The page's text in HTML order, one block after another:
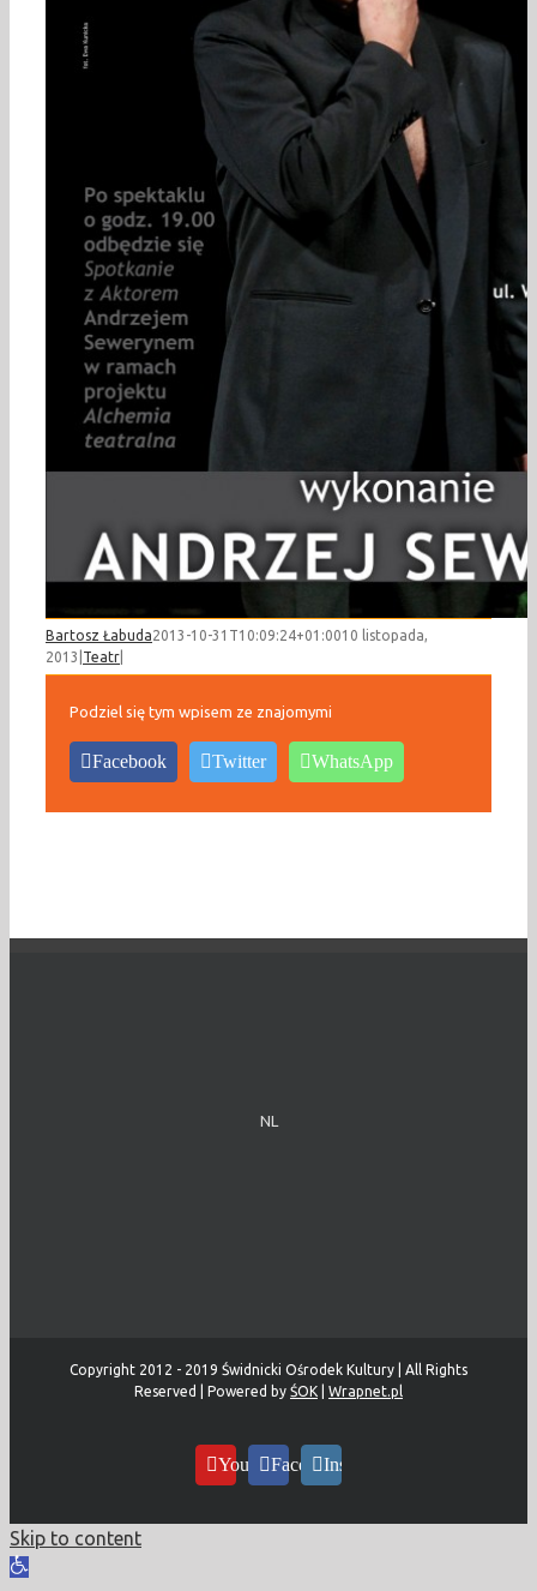
Bartosz Łabuda2013-10-31T10:09:24+01:0010 listopada,
2013 Teatr
Podziel się tym wpisem ze znajomymi
Facebook Twitter WhatsApp
NL
Copyright 2012 - 2019 Świdnicki Ośrodek Kultury | All Rights
Reserved | Powered by ŚOK Wrapnet.pl
YouTubeFacebookInstagram
Skip to content
Open